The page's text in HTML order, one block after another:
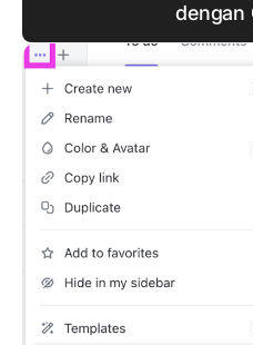
dengan